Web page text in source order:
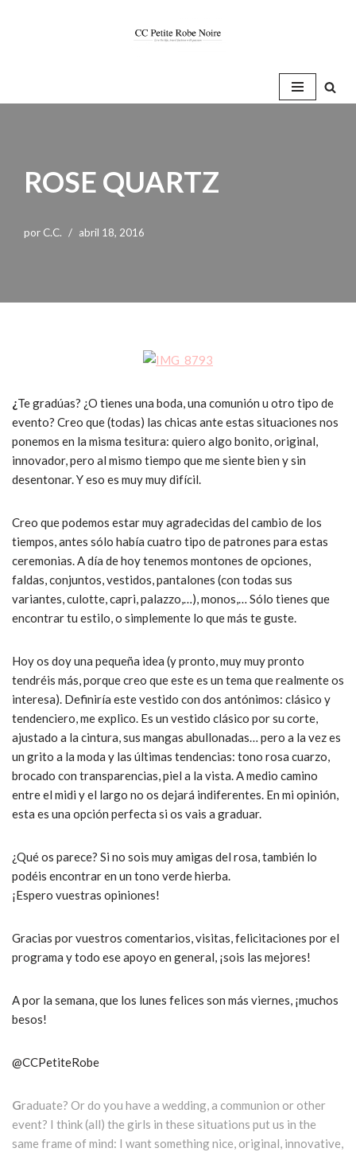
ROSE QUARTZ
por C.C. abril 18, 2016
¿Te gradúas? ¿O tienes una boda, una comunión u otro tipo de
evento? Creo que (todas) las chicas ante estas situaciones nos
ponemos en la misma tesitura: quiero algo bonito, original,
innovador, pero al mismo tiempo que me siente bien y sin
desentonar. Y eso es muy muy difícil.
Creo que podemos estar muy agradecidas del cambio de los
tiempos, antes sólo había cuatro tipo de patrones para estas
ceremonias. A día de hoy tenemos montones de opciones,
faldas, conjuntos, vestidos, pantalones (con todas sus
variantes, culotte, capri, palazzo,…), monos,… Sólo tienes que
encontrar tu estilo, o simplemente lo que más te guste.
Hoy os doy una pequeña idea (y pronto, muy muy pronto
tendréis más, porque creo que este es un tema que realmente os
interesa). Definiría este vestido con dos antónimos: clásico y
tendenciero, me explico. Es un vestido clásico por su corte,
ajustado a la cintura, sus mangas abullonadas… pero a la vez es
un grito a la moda y las últimas tendencias: tono rosa cuarzo,
brocado con transparencias, piel a la vista. A medio camino
entre el midi y el largo no os dejará indiferentes. En mi opinión,
esta es una opción perfecta si os vais a graduar.
¿Qué os parece? Si no sois muy amigas del rosa, también lo
podéis encontrar en un tono verde hierba.
¡Espero vuestras opiniones!
Gracias por vuestros comentarios, visitas, felicitaciones por el
programa y todo ese apoyo en general, ¡sois las mejores!
A por la semana, que los lunes felices son más viernes, ¡muchos
besos!
@CCPetiteRobe
Graduate? Or do you have a wedding, a communion or other
event? I think (all) the girls in these situations put us in the
same frame of mind: I want something nice, original, innovative,